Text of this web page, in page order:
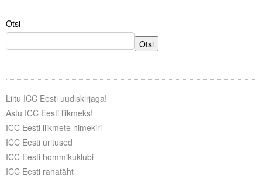
Otsi
Otsi
Liitu ICC Eesti uudiskirjaga!
Astu ICC Eesti liikmeks!
ICC Eesti liikmete nimekiri
ICC Eesti üritused
ICC Eesti hommikuklubi
ICC Eesti rahatäht